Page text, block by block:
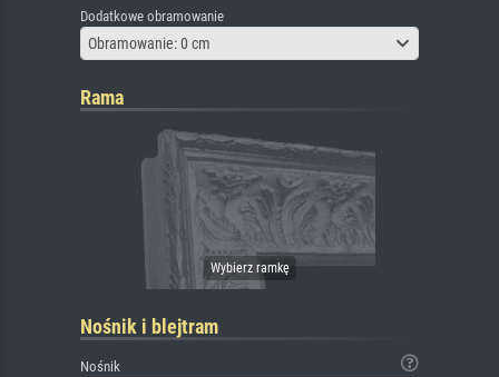
Dodatkowe obramowanie
Obramowanie: 0 cm
Rama
Nośnik i blejtram
Nośnik